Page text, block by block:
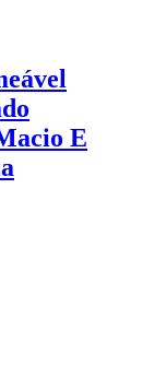
E